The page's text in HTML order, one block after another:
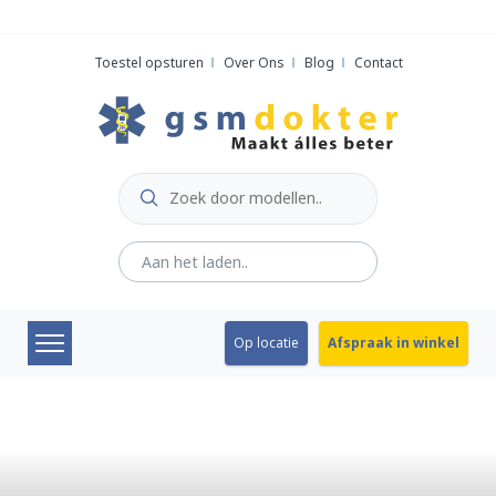
Toestel opsturen Over Ons Blog Contact
Op locatie Afspraak in winkel